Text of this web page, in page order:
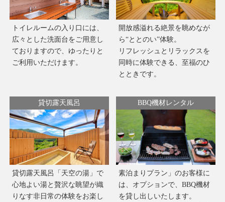
トイレルームの入り口には、
広々とした洗面台をご用意し
ておりますので、ゆったりと
ご利用いただけます。
開放感溢れる絶景を眺めなが
ら“ととのい”体験。
リフレッシュとリラックスを
同時に体験できる、至福のひ
とときです。
貸切露天風呂
貸切露天風呂「天空の湯」で
心地よい湯と贅沢な眺望が織
りなす非日常の体験をお楽し
BBQ機材レンタル
素泊まりプラン」のお客様に
は、オプションで、BBQ機材
を貸し出しいたします。